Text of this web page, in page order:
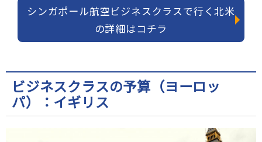
シンガポール航空ビジネスクラスで行く北米
の詳細はコチラ
ビジネスクラスの予算（ヨーロッ
パ）：イギリス